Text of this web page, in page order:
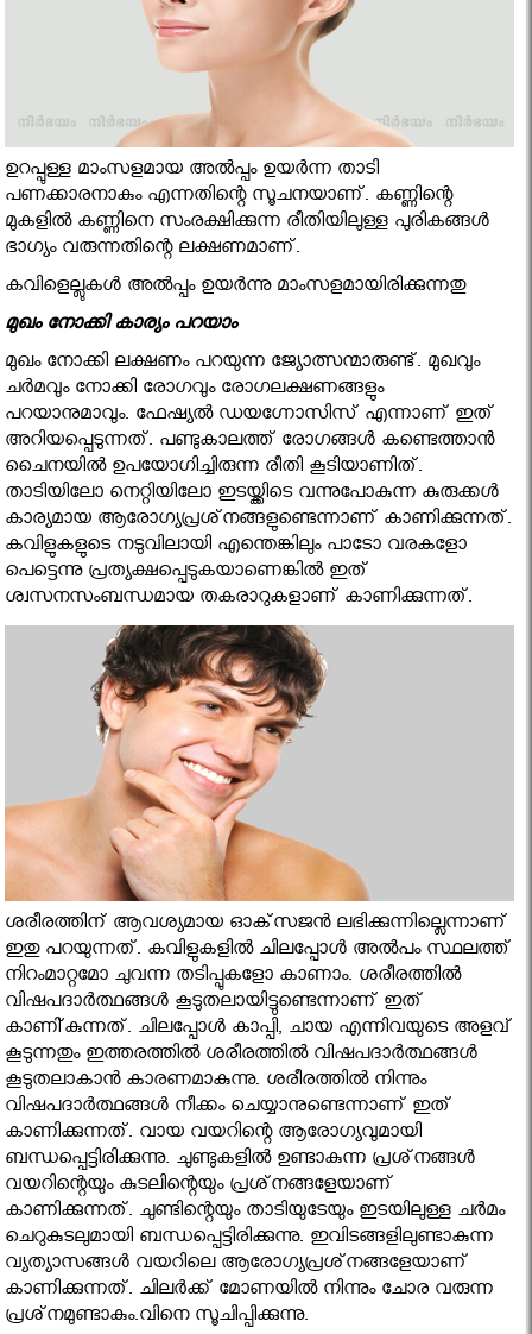
ഉറപ്പുള്ള മാംസളമായ അല്‍പ്പം ഉയര്‍ന്ന താടി
പണക്കാരനാകും എന്നതിന്റെ സൂചനയാണ്. കണ്ണിന്റെ
മുകളില്‍ കണ്ണിനെ സംരക്ഷിക്കുന്ന രീതിയിലുള്ള പുരികങ്ങള്‍
ഭാഗ്യം വരുന്നതിന്റെ ലക്ഷണമാണ്.
കവിളെല്ലുകള്‍ അല്‍പ്പം ഉയര്‍ന്നു മാംസളമായിരിക്കുന്നതു
മുഖം നോക്കി കാര്യം പറയാം
മുഖം നോക്കി ലക്ഷണം പറയുന്ന ജ്യോത്സന്മാരുണ്ട്. മുഖവും
ചര്‍മവും നോക്കി രോഗവും രോഗലക്ഷണങ്ങളും
പറയാനുമാവും. ഫേഷ്യല്‍ ഡയഗ്നോസിസ് എന്നാണ് ഇത്
അറിയപ്പെടുന്നത്. പണ്ടുകാലത്ത് രോഗങ്ങള്‍ കണ്ടെത്താന്‍
ചൈനയില്‍ ഉപയോഗിച്ചിരുന്ന രീതി കൂടിയാണിത്.
താടിയിലോ നെറ്റിയിലോ ഇടയ്ക്കിടെ വന്നുപോകുന്ന കുരുക്കള്‍
കാര്യമായ ആരോഗ്യപ്രശ്‌നങ്ങളുണ്ടെന്നാണ് കാണിക്കുന്നത്.
കവിളുകളുടെ നടുവിലായി എന്തെങ്കിലും പാടോ വരകളോ
പെട്ടെന്നു പ്രത്യക്ഷപ്പെടുകയാണെങ്കില്‍ ഇത്
ശ്വസനസംബന്ധമായ തകരാറുകളാണ് കാണിക്കുന്നത്.
ശരീരത്തിന് ആവശ്യമായ ഓക്‌സജന്‍ ലഭിക്കുന്നില്ലെന്നാണ്
ഇതു പറയുന്നത്. കവിളുകളില്‍ ചിലപ്പോള്‍ അല്‍പം സ്ഥലത്ത്
നിറംമാറ്റമോ ചുവന്ന തടിപ്പുകളോ കാണാം. ശരീരത്തില്‍
വിഷപദാര്‍ത്ഥങ്ങള്‍ കൂടുതലായിട്ടുണ്ടെന്നാണ് ഇത്
കാണി്കുന്നത്. ചിലപ്പോള്‍ കാപ്പി, ചായ എന്നിവയുടെ അളവ്
കൂടുന്നതും ഇത്തരത്തില്‍ ശരീരത്തില്‍ വിഷപദാര്‍ത്ഥങ്ങള്‍
കൂടുതലാകാന്‍ കാരണമാകുന്നു. ശരീരത്തില്‍ നിന്നും
വിഷപദാര്‍ത്ഥങ്ങള്‍ നീക്കം ചെയ്യാനുണ്ടെന്നാണ് ഇത്
കാണിക്കുന്നത്. വായ വയറിന്റെ ആരോഗ്യവുമായി
ബന്ധപ്പെട്ടിരിക്കുന്നു. ചുണ്ടുകളില്‍ ഉണ്ടാകുന്ന പ്രശ്‌നങ്ങള്‍
വയറിന്റെയും കുടലിന്റെയും പ്രശ്‌നങ്ങളേയാണ്
കാണിക്കുന്നത്. ചുണ്ടിന്റെയും താടിയുടേയും ഇടയിലുള്ള ചര്‍മം
ചെറുകുടലുമായി ബന്ധപ്പെട്ടിരിക്കുന്നു. ഇവിടങ്ങളിലുണ്ടാകുന്ന
വ്യത്യാസങ്ങള്‍ വയറിലെ ആരോഗ്യപ്രശ്‌നങ്ങളേയാണ്
കാണിക്കുന്നത്. ചിലര്‍ക്ക് മോണയില്‍ നിന്നും ചോര വരുന്ന
പ്രശ്‌നമുണ്ടാകും.വിനെ സൂചിപ്പിക്കുന്നു.